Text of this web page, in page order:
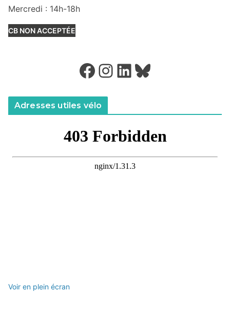
Mercredi : 14h-18h
CB NON ACCEPTÉE
Facebook Instagram LinkedIn Bluesky
Adresses utiles vélo
Voir en plein écran